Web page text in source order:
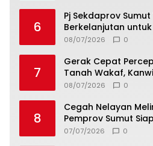
6
Pj Sekdaprov
Berkelanjutan
Qurani Berkarakter
08/07/2026 0
7
Gerak Cepat
Tanah Wakaf,
Lintas Instansi
08/07/2026 0
8
Cegah Nelayan
Pemprov Sumut
Strategis
07/07/2026 0